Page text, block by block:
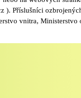
). Příslušníci
vnitra, Ministerstvo